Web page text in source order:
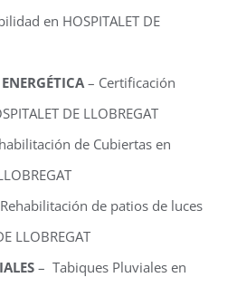
en HOSPITALET DE
– Certificación
DE LLOBREGAT
de Cubiertas en
de patios de luces
LLOBREGAT
– Tabiques Pluviales en